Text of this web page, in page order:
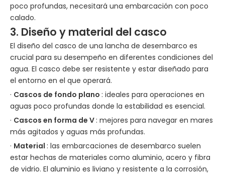
poco profundas, necesitará una embarcación con poco
calado.
3. Diseño y material del casco
El diseño del casco de una lancha de desembarco es
crucial para su desempeño en diferentes condiciones del
agua. El casco debe ser resistente y estar diseñado para
el entorno en el que operará.
· Cascos de fondo plano : ideales para operaciones en
aguas poco profundas donde la estabilidad es esencial.
· Cascos en forma de V : mejores para navegar en mares
más agitados y aguas más profundas.
· Material : las embarcaciones de desembarco suelen
estar hechas de materiales como aluminio, acero y fibra
de vidrio. El aluminio es liviano y resistente a la corrosión,